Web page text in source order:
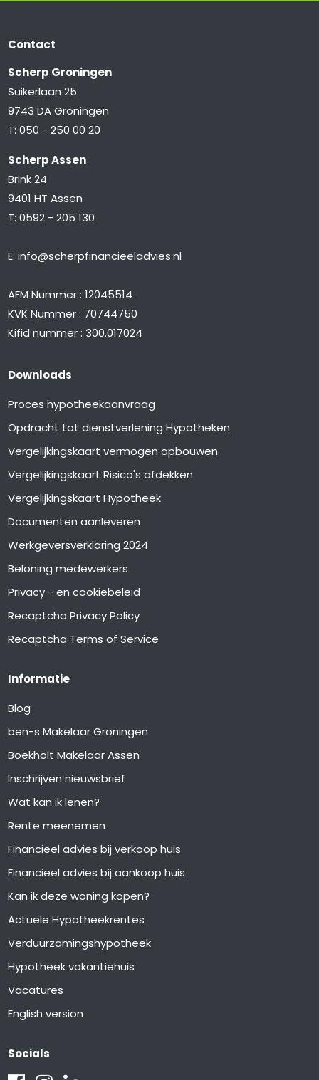
Contact
Scherp Groningen
Suikerlaan 25
9743 DA Groningen
T:050 - 250 00 20
Scherp Assen
Brink 24
9401 HT Assen
T:0592 - 205 130
E:info@scherpfinancieeladvies.nl
AFM Nummer : 12045514
KVK Nummer : 70744750
Kifid nummer : 300.017024
Downloads
Proces hypotheekaanvraag
Opdracht tot dienstverlening Hypotheken
Vergelijkingskaart vermogen opbouwen
Vergelijkingskaart Risico's afdekken
Vergelijkingskaart Hypotheek
Documenten aanleveren
Werkgeversverklaring 2024
Beloning medewerkers
Privacy - en cookiebeleid
Recaptcha Privacy Policy
Recaptcha Terms of Service
Informatie
Blog
ben-s Makelaar Groningen
Boekholt Makelaar Assen
Inschrijven nieuwsbrief
Wat kan ik lenen?
Rente meenemen
Financieel advies bij verkoop huis
Financieel advies bij aankoop huis
Kan ik deze woning kopen?
Actuele Hypotheekrentes
Verduurzamingshypotheek
Hypotheek vakantiehuis
Vacatures
English version
Socials